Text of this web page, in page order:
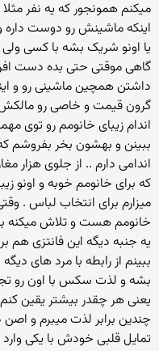
میکنم همونجور که یه نفر
اینکه ماشینش رو دوست
یا اونو شریک بشه با کسی
گاهی موقتی حتی بده دست
داشتن همچین ماشینی رو و
گرون قیمت و خاصی رو
اندام زیبای خانومم رو توی
ببینن و بهشون بخر
اندامی دارم .. از جلوی هزار
که برای خانومم خوبه و اونو
میزارم برای انتخاب لباس .
خانومم هست و تلاش میکنه
یه جنبه دیگه این فانتزی
ببینم از رابطه با مرد های
بشه و لذت سکس با اون رو
یعنی هر چقدر بیشتر یقین
چندین برابر لذت میبرم و
تمایل قلبی خودش با یکی